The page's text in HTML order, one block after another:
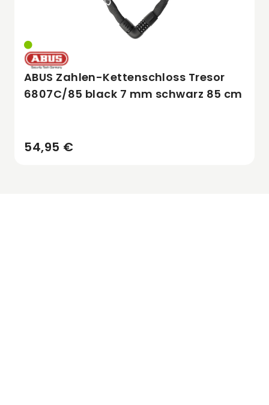
ABUS Zahlen-Kettenschloss Tresor
6807C/85 black 7 mm schwarz 85 cm
54,95 €